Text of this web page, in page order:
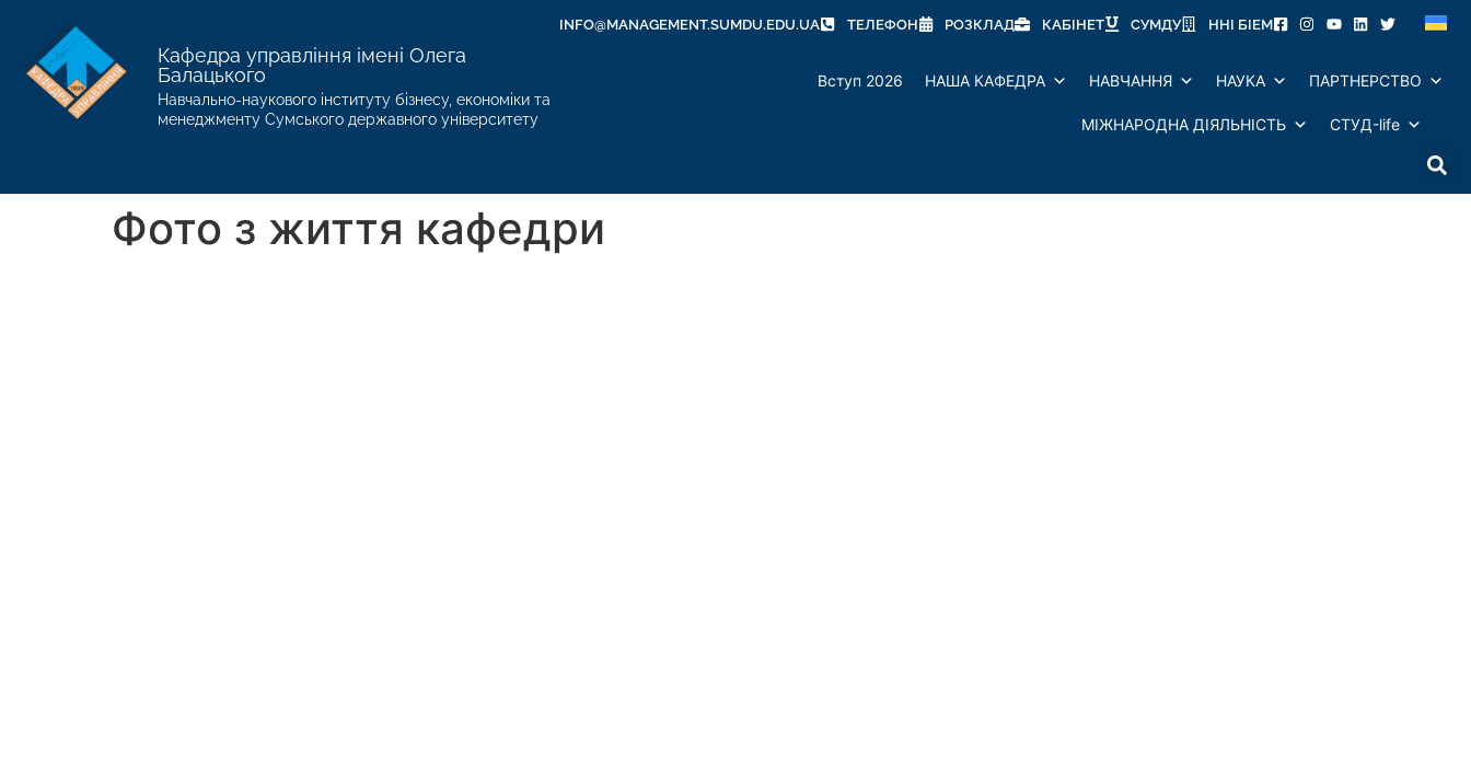
INFO@MANAGEMENT.SUMDU.EDU.UA ТЕЛЕФОН РОЗКЛАД КАБІНЕТ СУМДУ ННІ БІЕМ
Кафедра управління імені Олега
Балацького
Навчально-наукового інституту бізнесу, економіки та
менеджменту Сумського державного університету
Вступ 2026 НАША КАФЕДРА НАВЧАННЯ НАУКА ПАРТНЕРСТВО
МІЖНАРОДНА ДІЯЛЬНІСТЬ СТУД-life
Фото з життя кафедри